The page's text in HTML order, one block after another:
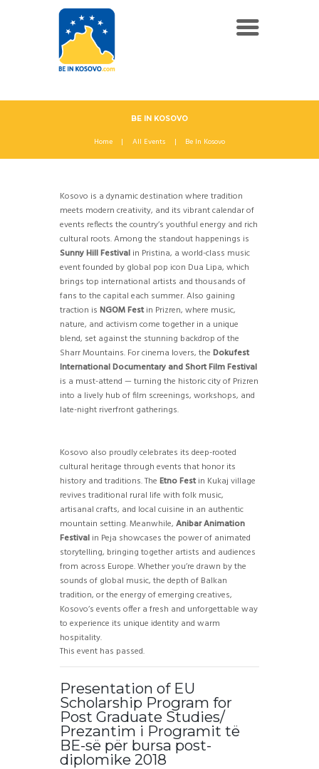
BE IN KOSOVO
Home All Events Be In Kosovo
Kosovo is a dynamic destination where tradition
meets modern creativity, and its vibrant calendar of
events reflects the country’s youthful energy and rich
cultural roots. Among the standout happenings is
Sunny Hill Festival in Pristina, a world-class music
event founded by global pop icon Dua Lipa, which
brings top international artists and thousands of
fans to the capital each summer. Also gaining
traction is NGOM Festin Prizren, where music,
nature, and activism come together in a unique
blend, set against the stunning backdrop of the
Sharr Mountains. For cinema lovers, the Dokufest
International Documentary and Short Film Festival
is a must-attend — turning the historic city of Prizren
into a lively hub of film screenings, workshops, and
late-night riverfront gatherings.
Kosovo also proudly celebrates its deep-rooted
cultural heritage through events that honor its
history and traditions. The Etno Festin Kukaj village
revives traditional rural life with folk music,
artisanal crafts, and local cuisine in an authentic
mountain setting. Meanwhile, Anibar Animation
Festival in Peja showcases the power of animated
storytelling, bringing together artists and audiences
from across Europe. Whether you’re drawn by the
sounds of global music, the depth of Balkan
tradition, or the energy of emerging creatives,
Kosovo’s events offer a fresh and unforgettable way
to experience its unique identity and warm
hospitality.
This event has passed.
Presentation of EU
Scholarship Program for
Post Graduate Studies/
Prezantim i Programit të
BE-së për bursa post-
diplomike 2018